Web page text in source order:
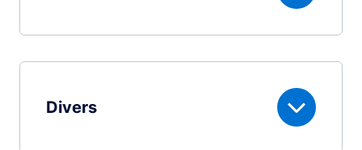
Divers